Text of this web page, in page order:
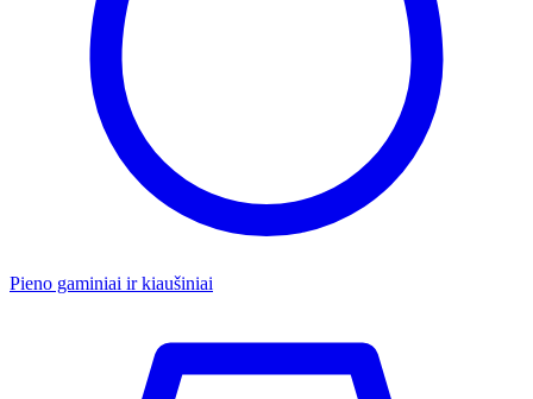
Pieno gaminiai ir kiaušiniai